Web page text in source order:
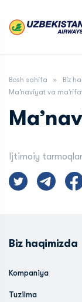
Bosh sahifa Biz
Ma’naviyat va
Ijtimoiy
Biz haqimizda
Kompaniya
Tuzilma